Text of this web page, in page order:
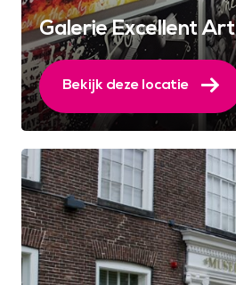
Galerie Excellent Art
Bekijk deze locatie